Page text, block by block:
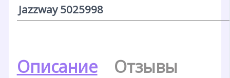
Jazzway 5025998
Описание
Отзывы